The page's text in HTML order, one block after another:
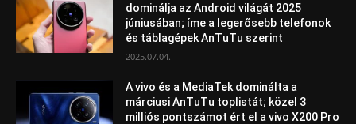
dominálja az Android világát 2025
júniusában; íme a legerősebb telefonok
és táblagépek AnTuTu szerint
2025.07.04.
A vivo és a MediaTek dominálta a
márciusi AnTuTu toplistát; közel 3
milliós pontszámot ért el a vivo X200 Pro